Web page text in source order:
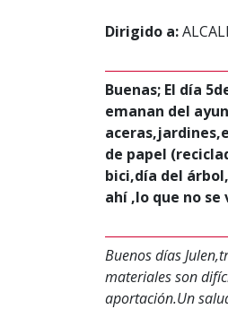
Dirigido a:
Buenas; El día
emanan del
de papel
bici,día del
ahí ,lo que no
Buenos días
materiales son
aportación.Un